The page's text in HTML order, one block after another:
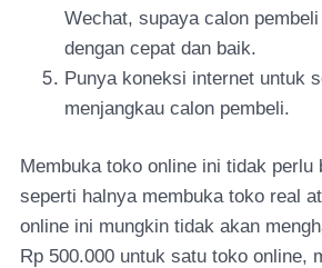
Wechat, supaya calon
dengan cepat dan baik.
Punya koneksi internet untuk
menjangkau calon pembeli.
Membuka toko online ini tidak perlu
seperti halnya membuka toko real
online ini mungkin tidak akan
Rp 500.000 untuk satu toko online,